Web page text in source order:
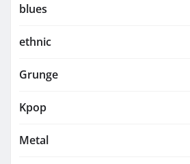
blues
ethnic
Grunge
Kpop
Metal